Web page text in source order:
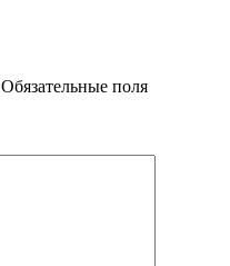
Обязательные поля